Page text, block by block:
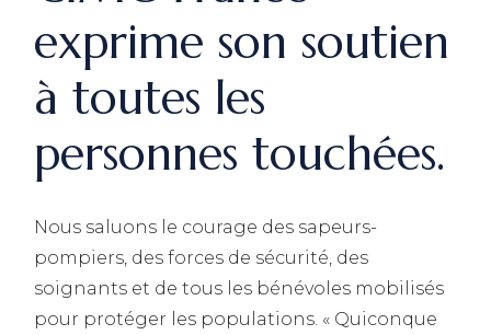
exprime son soutien
à toutes les
personnes touchées.
Nous saluons le courage des sapeurs-
pompiers, des forces de sécurité, des
soignants et de tous les bénévoles mobilisés
pour protéger les populations. « Quiconque